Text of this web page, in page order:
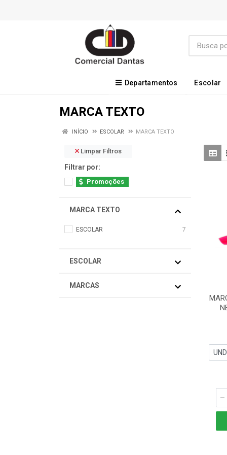
Departamentos Escolar
MARCA TEXTO
INÍCIO ESCOLAR MARCA TEXTO
Limpar Filtros
Filtrar por:
Promoções
MARCA TEXTO
ESCOLAR 7
ESCOLAR
MARCAS